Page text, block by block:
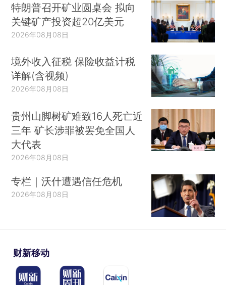
特朗普召开矿业圆桌会 拟向
关键矿产投资超20亿美元
2026年08月08日
境外收入征税 保险收益计税
详解(含视频)
2026年08月08日
贵州山脚树矿难致16人死亡近
三年 矿长涉罪被罢免全国人
大代表
2026年08月08日
专栏｜沃什遭遇信任危机
2026年08月08日
财新移动